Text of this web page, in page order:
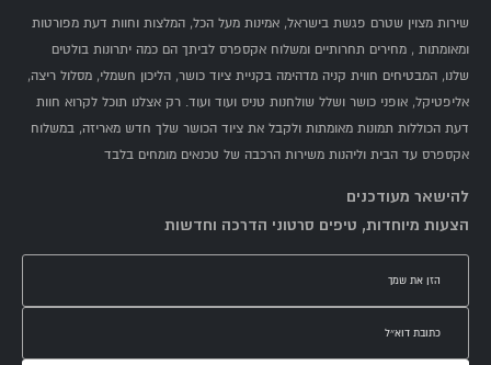
שירות מצוין שטרם פגשת בישראל, אמינות מעל הכל, המלצות וחוות דעת מפורטות
ומאומתות , מחירים תחרותיים ומשלוח אקספרס לביתך הם כמה יתרונות בולטים
שלנו, המבטיחים חווית קניה מדהימה בקניית ציוד כושר, הליכון חשמלי, מסלול ריצה,
אליפטיקל, אופני כושר ושלל שולחנות טניס ועוד ועוד. רק אצלנו תוכל לקרוא חוות
דעת הכוללות תמונות מאומתות ולקבל את ציוד הכושר שלך חדש מאריזה, במשלוח
אקספרס עד הבית וליהנות משירות הרכבה של טכנאים מומחים בלבד
להישאר מעודכנים
הצעות מיוחדות, טיפים סרטוני הדרכה וחדשות